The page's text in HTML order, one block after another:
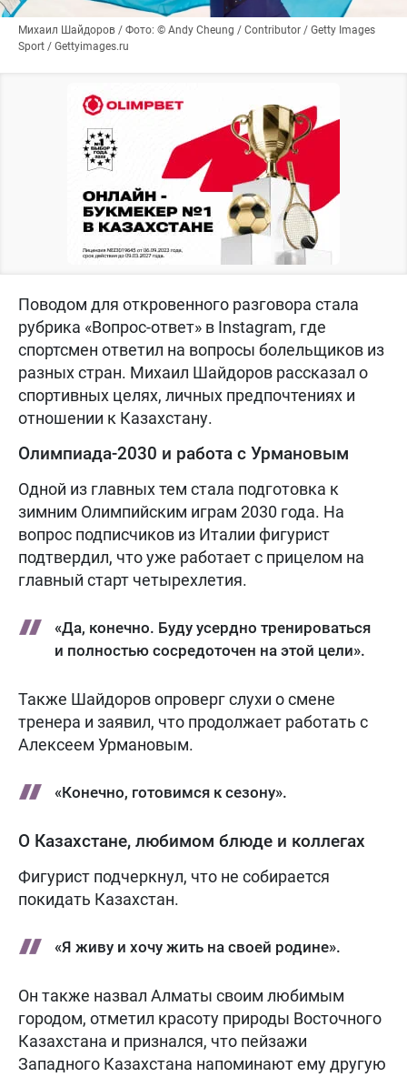
Михаил Шайдоров / Фото: © Andy Cheung / Contributor / Getty Images
Sport / Gettyimages.ru
Поводом для откровенного разговора стала
рубрика «Вопрос-ответ» в Instagram, где
спортсмен ответил на вопросы болельщиков из
разных стран. Михаил Шайдоров рассказал о
спортивных целях, личных предпочтениях и
отношении к Казахстану.
Олимпиада-2030 и работа с Урмановым
Одной из главных тем стала подготовка к
зимним Олимпийским играм 2030 года. На
вопрос подписчиков из Италии фигурист
подтвердил, что уже работает с прицелом на
главный старт четырехлетия.
«Да, конечно. Буду усердно тренироваться
и полностью сосредоточен на этой цели».
Также Шайдоров опроверг слухи о смене
тренера и заявил, что продолжает работать с
Алексеем Урмановым.
«Конечно, готовимся к сезону».
О Казахстане, любимом блюде и коллегах
Фигурист подчеркнул, что не собирается
покидать Казахстан.
«Я живу и хочу жить на своей родине».
Он также назвал Алматы своим любимым
городом, отметил красоту природы Восточного
Казахстана и признался, что пейзажи
Западного Казахстана напоминают ему другую